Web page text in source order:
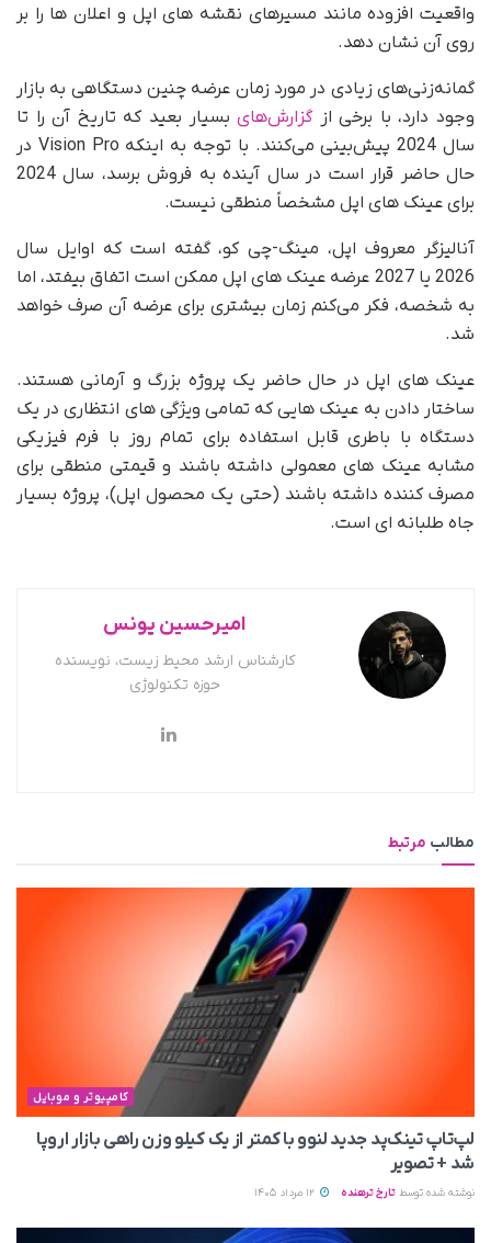
واقعیت افزوده مانند مسیرهای نقشه های اپل و اعلان ها را بر
روی آن نشان دهد.
گمانه‌زنی‌های زیادی در مورد زمان عرضه چنین دستگاهی به بازار
وجود دارد، با برخی ازگزارش‌هایبسیار بعید که تاریخ آن را تا
سال 2024 پیش‌بینی می‌کنند. با توجه به اینکه Vision Pro در
حال حاضر قرار است در سال آینده به فروش برسد، سال 2024
برای عینک های اپل مشخصاً منطقی نیست.
آنالیزگر معروف اپل، مینگ-چی کو، گفته است که اوایل سال
2026 یا 2027 عرضه عینک های اپل ممکن است اتفاق بیفتد، اما
به شخصه، فکر می‌کنم زمان بیشتری برای عرضه آن صرف خواهد
شد.
عینک های اپل در حال حاضر یک پروژه بزرگ و آرمانی هستند.
ساختار دادن به عینک هایی که تمامی ویژگی های انتظاری در یک
دستگاه با باطری قابل استفاده برای تمام روز با فرم فیزیکی
مشابه عینک های معمولی داشته باشند و قیمتی منطقی برای
مصرف کننده داشته باشند (حتی یک محصول اپل)، پروژه بسیار
جاه طلبانه ای است.
امیرحسین یونس
کارشناس ارشد محیط زیست، نویسنده
حوزه تکنولوژی
مطالب مرتبط
کامپیوتر و موبایل
لپ‌تاپ تینک‌پد جدید لنوو با کمتر از یک کیلو وزن راهی بازار اروپا
شد + تصویر
نوشته شده توسط تارخ ترهنده